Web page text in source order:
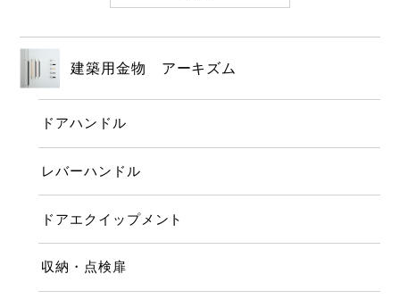
建築用金物 アーキズム
ドアハンドル
レバーハンドル
ドアエクイップメント
収納・点検扉